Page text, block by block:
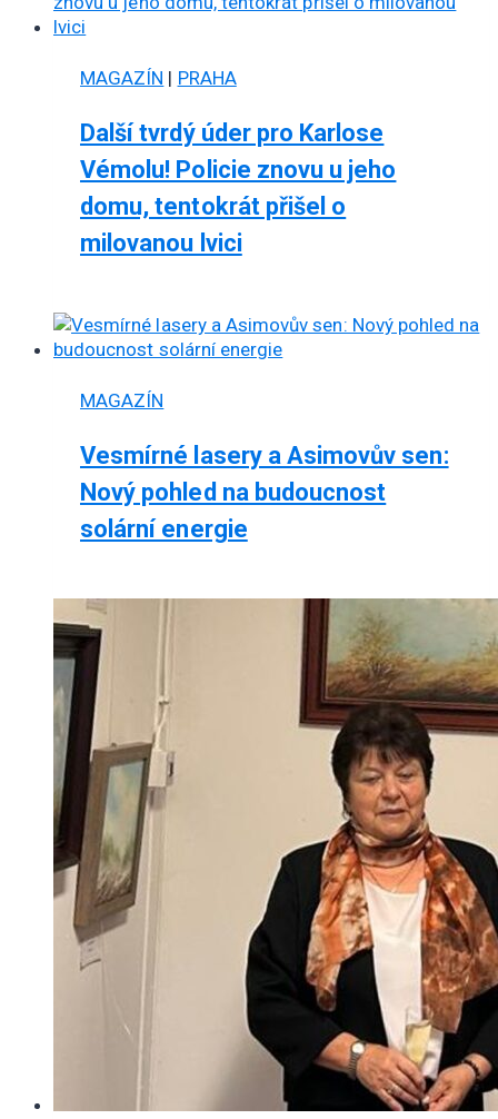
MAGAZÍN | PRAHA
Další tvrdý úder pro Karlose
Vémolu! Policie znovu u jeho
domu, tentokrát přišel o
milovanou lvici
MAGAZÍN
Vesmírné lasery a Asimovův sen:
Nový pohled na budoucnost
solární energie